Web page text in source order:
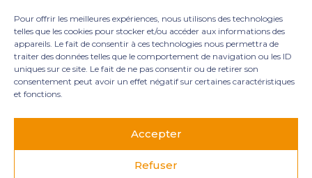
Pour offrir les meilleures expériences, nous utilisons des technologies
telles que les cookies pour stocker et/ou accéder aux informations des
appareils. Le fait de consentir à ces technologies nous permettra de
traiter des données telles que le comportement de navigation ou les ID
uniques sur ce site. Le fait de ne pas consentir ou de retirer son
consentement peut avoir un effet négatif sur certaines caractéristiques
et fonctions.
Accepter
Refuser
Principale
3 rue Marie Dupil – La Plaine Petit Manoir – 97232 Le